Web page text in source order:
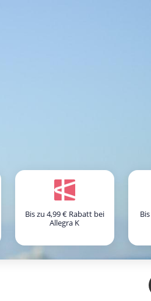
Bis zu 4,99 € Rabatt bei
Allegra K